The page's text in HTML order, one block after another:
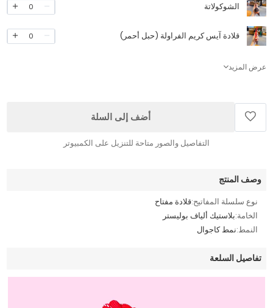
الشوكولاتة 0
قلادة آيس كريم الفراولة (حبل أحمر) 0
عرض المزيد
أضف إلى السلة
التفاصيل والصور متاحة للتنزيل على الكمبيوتر
وصف المنتج
نوع سلسلة المفاتيح:قلادة مفتاح
الخامة:بلاستيك ألياف بوليستر
النمط:نمط كاجوال
تفاصيل السلعة